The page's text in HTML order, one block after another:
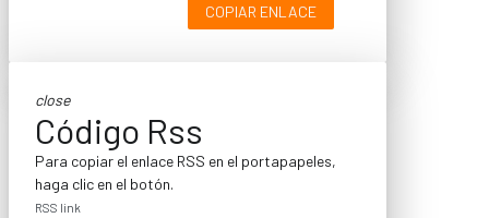
COPIAR ENLACE
close
Código Rss
Para copiar el enlace RSS en el portapapeles,
haga clic en el botón.
RSS link